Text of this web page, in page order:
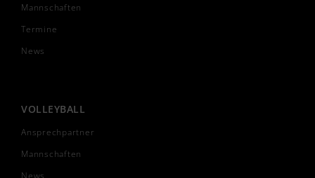
Mannschaften
Termine
News
VOLLEYBALL
Ansprechpartner
Mannschaften